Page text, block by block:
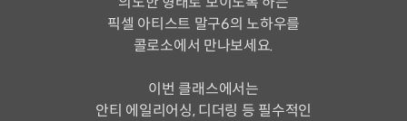
픽셀 아티스트 말구6의 노하우를
콜로소에서 만나보세요.
이번 클래스에서는
안티 에일리어싱, 디더링 등 필수적인